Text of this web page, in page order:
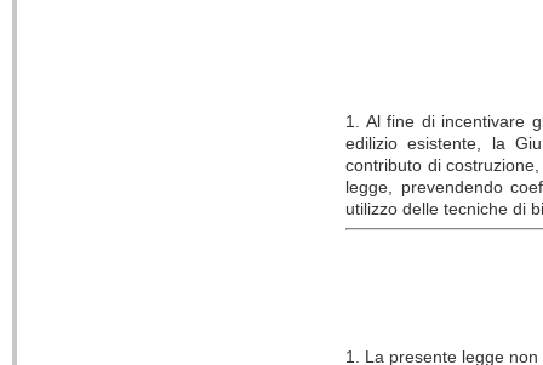
1. Al fine di incentivare
edilizio esistente, la
contributo di
legge, prevendendo
utilizzo delle tecniche di
1. La presente legge